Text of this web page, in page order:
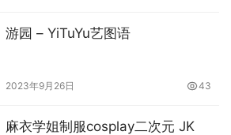
游园 – YiTuYu艺图语
2023年9月26日 43
麻衣学姐制服cosplay二次元 JK